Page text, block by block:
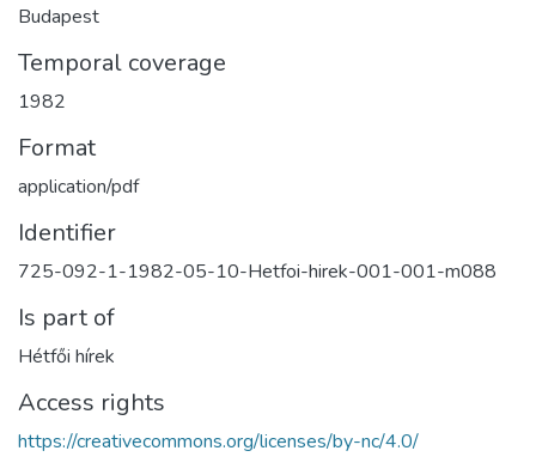
Budapest
Temporal coverage
1982
Format
application/pdf
Identifier
725-092-1-1982-05-10-Hetfoi-hirek-001-001-m088
Is part of
Hétfői hírek
Access rights
https://creativecommons.org/licenses/by-nc/4.0/